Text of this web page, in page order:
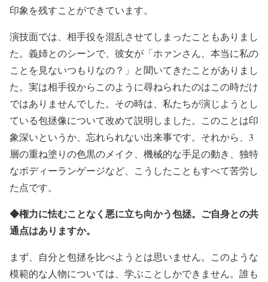
印象を残すことができています。
演技面では、相手役を混乱させてしまったこともありまし
た。義姉とのシーンで、彼女が「ホァンさん、本当に私の
ことを見ないつもりなの？」と聞いてきたことがありまし
た。実は相手役からこのように尋ねられたのはこの時だけ
ではありませんでした。その時は、私たちが演じようとし
ている包拯像について改めて説明しました。このことは印
象深いというか、忘れられない出来事です。それから、3
層の重ね塗りの色黒のメイク、機械的な手足の動き、独特
なボディーランゲージなど、こうしたこともすべて苦労し
た点です。
◆権力に怯むことなく悪に立ち向かう包拯。ご自身との共
通点はありますか。
まず、自分と包拯を比べようとは思いません。このような
模範的な人物については、学ぶことしかできません。誰も